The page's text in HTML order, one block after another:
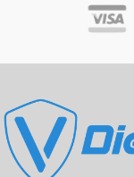
Công nghệ HDR 10+
năng cực hay
Quantum Dot hơn một tỷ
AMD FreeSync cho trải
mạch nhất